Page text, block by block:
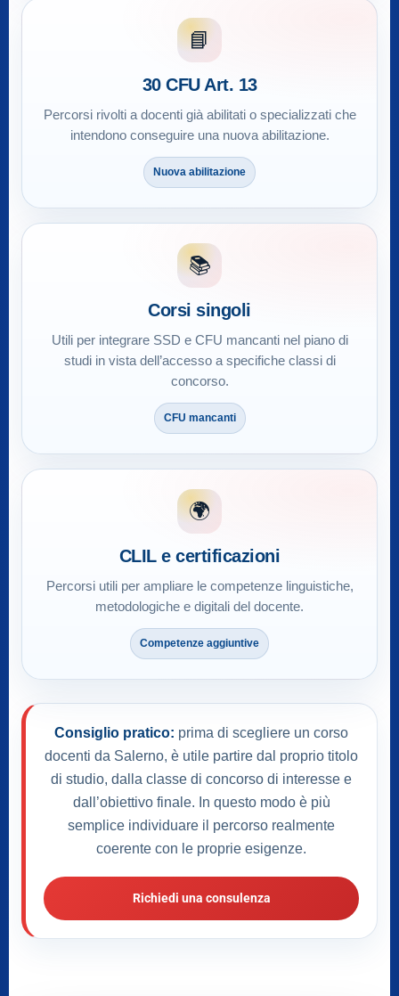
📘
30 CFU Art. 13
Percorsi rivolti a docenti già abilitati o specializzati che
intendono conseguire una nuova abilitazione.
Nuova abilitazione
📚
Corsi singoli
Utili per integrare SSD e CFU mancanti nel piano di
studi in vista dell’accesso a specifiche classi di
concorso.
CFU mancanti
🌍
CLIL e certificazioni
Percorsi utili per ampliare le competenze linguistiche,
metodologiche e digitali del docente.
Competenze aggiuntive
Consiglio pratico: prima di scegliere un corso
docenti da Salerno, è utile partire dal proprio titolo
di studio, dalla classe di concorso di interesse e
dall’obiettivo finale. In questo modo è più
semplice individuare il percorso realmente
coerente con le proprie esigenze.
Richiedi una consulenza